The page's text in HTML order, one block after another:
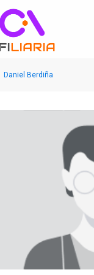
Daniel Berdiña